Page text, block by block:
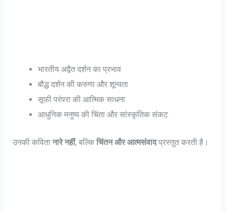
भारतीय अद्वैत दर्शन का प्रभाव
बौद्ध दर्शन की करुणा और शून्यता
सूफी परंपरा की आत्मिक साधना
आधुनिक मनुष्य की चिंता और सांस्कृतिक संकट
उनकी कवितानारे नहीं, बल्किचिंतन और आत्मसंवादप्रस्तुत करती है।